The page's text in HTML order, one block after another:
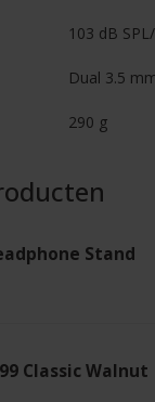
103 dB
Dual 3.5
290 g
Stand
Classic Walnut